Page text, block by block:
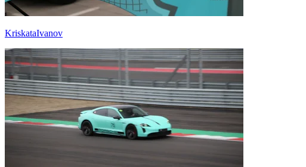
KriskataIvanov